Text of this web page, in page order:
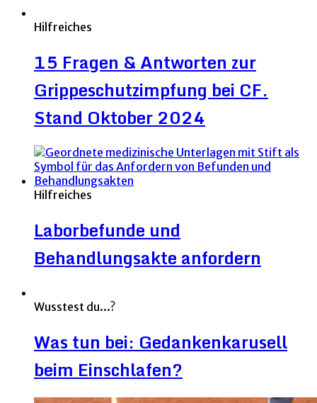
Hilfreiches
15 Fragen & Antworten zur
Grippeschutzimpfung bei CF.
Stand Oktober 2024
Hilfreiches
Laborbefunde und
Behandlungsakte anfordern
Wusstest du...?
Was tun bei: Gedankenkarusell
beim Einschlafen?